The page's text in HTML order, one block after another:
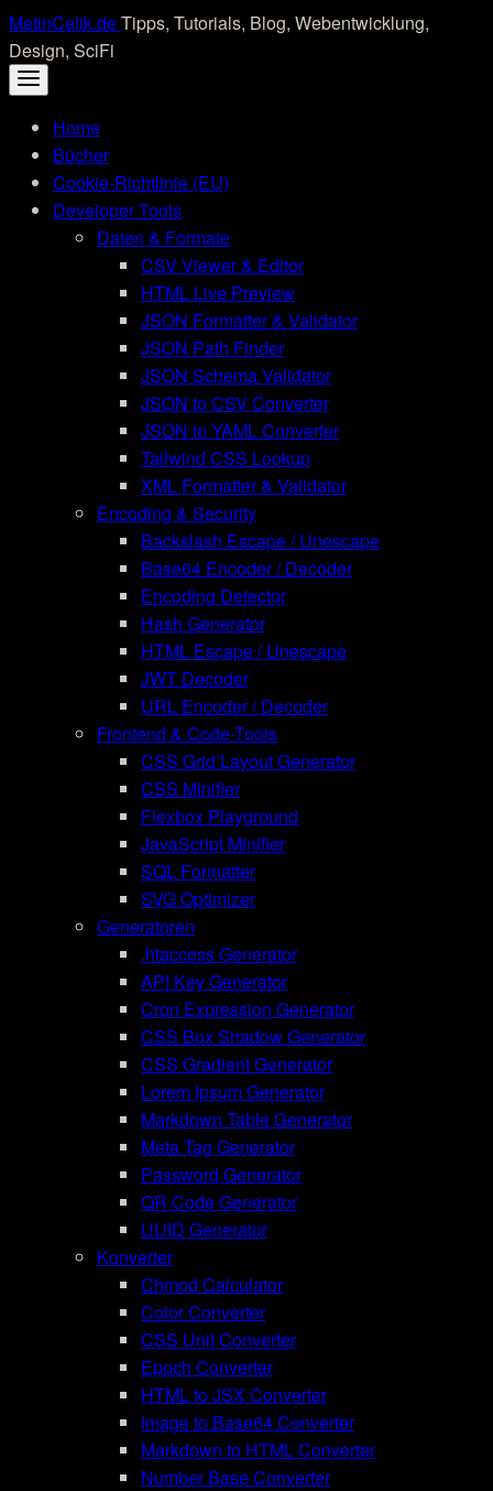
Skip
to
content
MetinCelik.deTipps, Tutorials, Blog, Webentwicklung,
Design, SciFi
Home
Bücher
Cookie-Richtlinie (EU)
Developer Tools
Daten & Formate
CSV Viewer & Editor
HTML Live Preview
JSON Formatter & Validator
JSON Path Finder
JSON Schema Validator
JSON to CSV Converter
JSON to YAML Converter
Tailwind CSS Lookup
XML Formatter & Validator
Encoding & Security
Backslash Escape / Unescape
Base64 Encoder / Decoder
Encoding Detector
Hash Generator
HTML Escape / Unescape
JWT Decoder
URL Encoder / Decoder
Frontend & Code-Tools
CSS Grid Layout Generator
CSS Minifier
Flexbox Playground
JavaScript Minifier
SQL Formatter
SVG Optimizer
Generatoren
.htaccess Generator
API Key Generator
Cron Expression Generator
CSS Box Shadow Generator
CSS Gradient Generator
Lorem Ipsum Generator
Markdown Table Generator
Meta Tag Generator
Password Generator
QR Code Generator
UUID Generator
Konverter
Chmod Calculator
Color Converter
CSS Unit Converter
Epoch Converter
HTML to JSX Converter
Image to Base64 Converter
Markdown to HTML Converter
Number Base Converter